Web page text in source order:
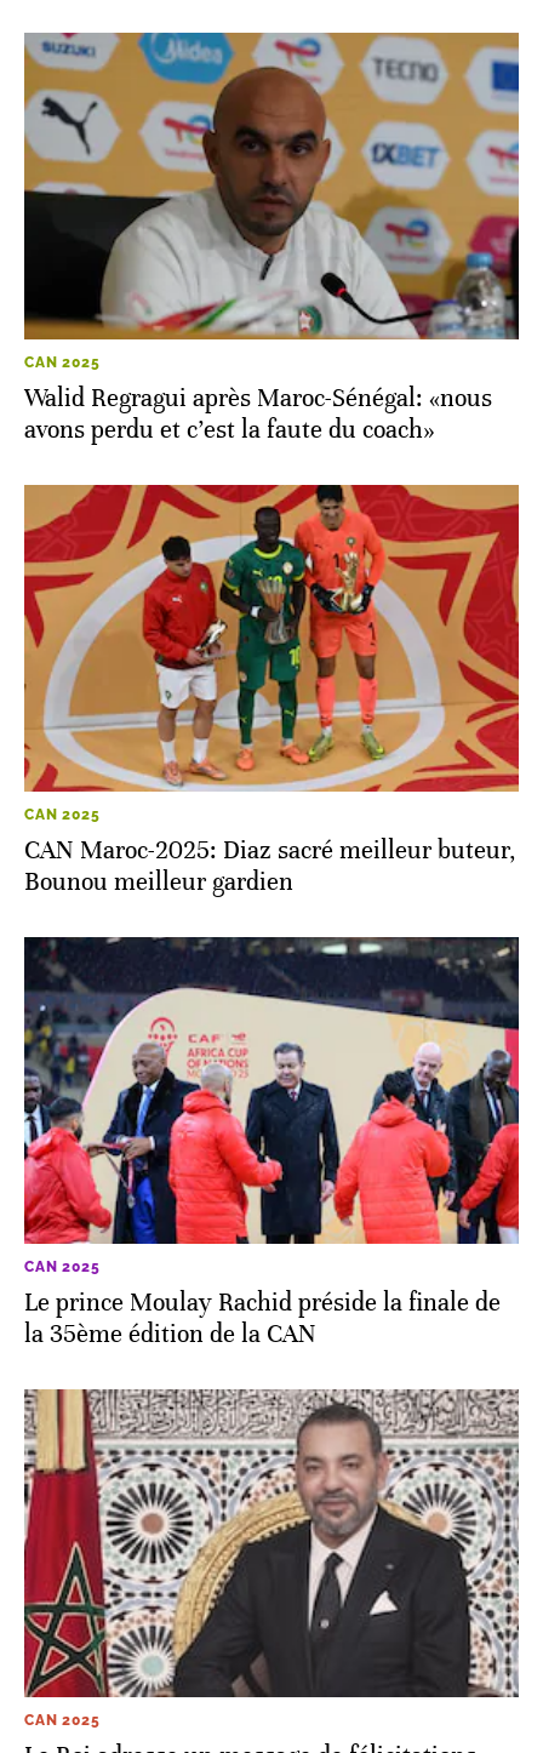
CAN 2025
Walid Regragui après Maroc-Sénégal: «nous
CAN 2025
CAN Maroc-2025: Diaz sacré meilleur buteur,
CAN 2025
Le prince Moulay Rachid préside la finale de